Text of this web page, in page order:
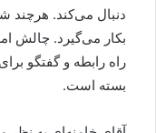
دنبال می‌کند. هرچند
بکار می‌گیرد. چالش
راه رابطه و گفتگو
بسته است.